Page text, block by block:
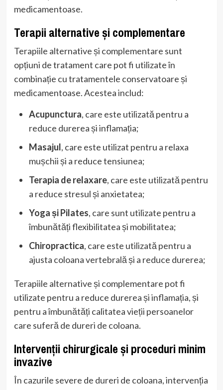
medicamentoase.
Terapii alternative și complementare
Terapiile alternative și complementare sunt
opțiuni de tratament care pot fi utilizate în
combinație cu tratamentele conservatoare și
medicamentoase. Acestea includ:
Acupunctura, care este utilizată pentru a
reduce durerea și inflamația;
Masajul, care este utilizat pentru a relaxa
mușchii și a reduce tensiunea;
Terapia de relaxare, care este utilizată pentru
a reduce stresul și anxietatea;
Yoga și Pilates, care sunt utilizate pentru a
îmbunătăți flexibilitatea și mobilitatea;
Chiropractica, care este utilizată pentru a
ajusta coloana vertebrală și a reduce durerea;
Terapiile alternative și complementare pot fi
utilizate pentru a reduce durerea și inflamația, și
pentru a îmbunătăți calitatea vieții persoanelor
care suferă de dureri de coloana.
Intervenții chirurgicale și proceduri minim
invazive
În cazurile severe de dureri de coloana, intervenția